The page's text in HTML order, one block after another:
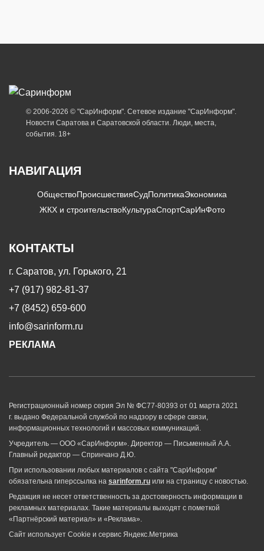
© 2006-2026 © "СарИнформ". Сетевое издание "СарИнформ".
Новости Саратова и Саратовской области. Люди, места,
события. 18+
НАВИГАЦИЯ
ОбществоПроисшествияСудПолитикаЭкономика
ЖКХ и строительствоКультураСпортСарИнФото
КОНТАКТЫ
г. Саратов, ул. Горького, 21
+7 (917) 982-81-37
+7 (8452) 659-600
info@sarinform.ru
РЕКЛАМА
Регистрационный номер серия Эл № ФС77-80393 от 01 марта 2021
г. выдано Федеральной службой по надзору в сфере связи,
информационных технологий и массовых коммуникаций.
Учредитель — ООО «СарИнформ». Директор — Письменный А.А.
Главный редактор — Спринчанэ Д.Ю.
При использовании любых материалов с сайта "СарИнформ"
обязательна гиперссылка на sarinform.ru или на страницу с новостью.
Редакция не несет ответственность за достоверность информации в
рекламных материалах. Такие материалы выходят с пометкой
«Партнёрский материал» и «Реклама».
Сайт использует Cookie и сервиc Яндекс.Метрика